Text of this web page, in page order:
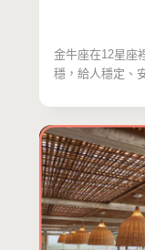
金牛座在12星座
穩，給人穩定、